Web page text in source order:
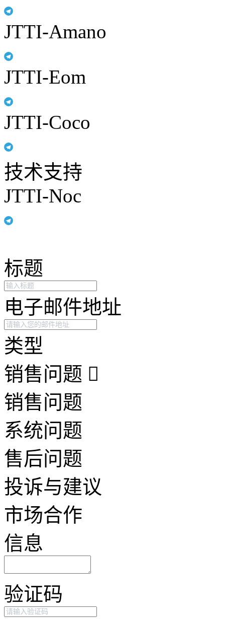
JTTI-Amano
JTTI-Eom
JTTI-Coco
技术支持
JTTI-Noc
标题
电子邮件地址
类型
销售问题
销售问题
系统问题
售后问题
投诉与建议
市场合作
信息
验证码